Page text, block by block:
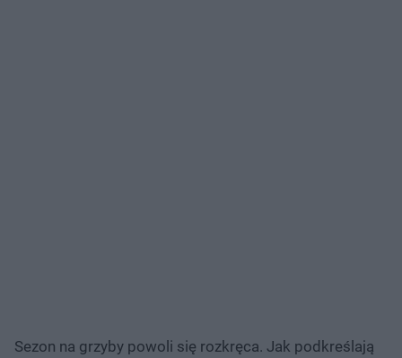
Sezon na grzyby powoli się rozkręca. Jak podkreślają